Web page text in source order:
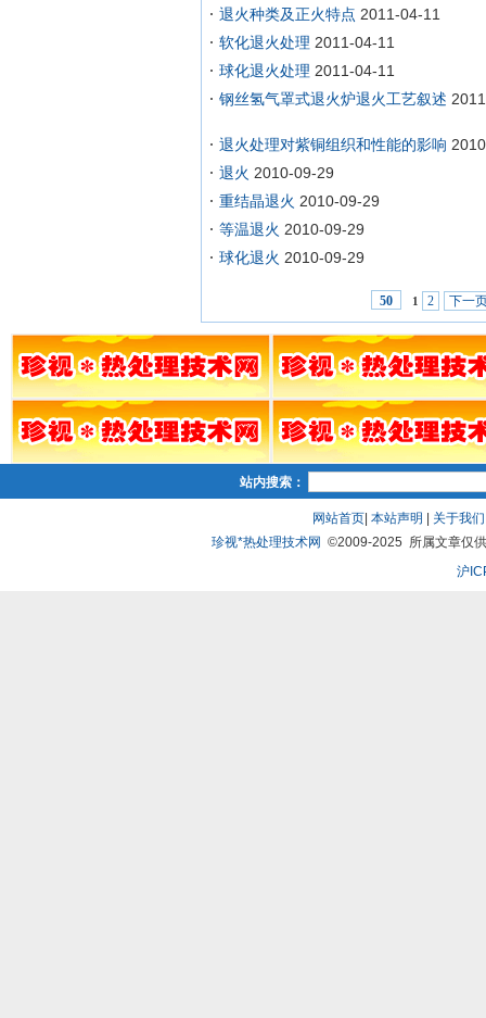
退火种类及正火特点 2011-04-11
软化退火处理 2011-04-11
球化退火处理 2011-04-11
钢丝氢气罩式退火炉退火工艺叙述
退火处理对紫铜组织和性能的影响
退火 2010-09-29
重结晶退火 2010-09-29
等温退火 2010-09-29
球化退火 2010-09-29
50 1 2 下一
站内搜索：
网站首页| 本站声明 关于我们
珍视*热处理技术网 ©2009-2025 所属文章仅
沪